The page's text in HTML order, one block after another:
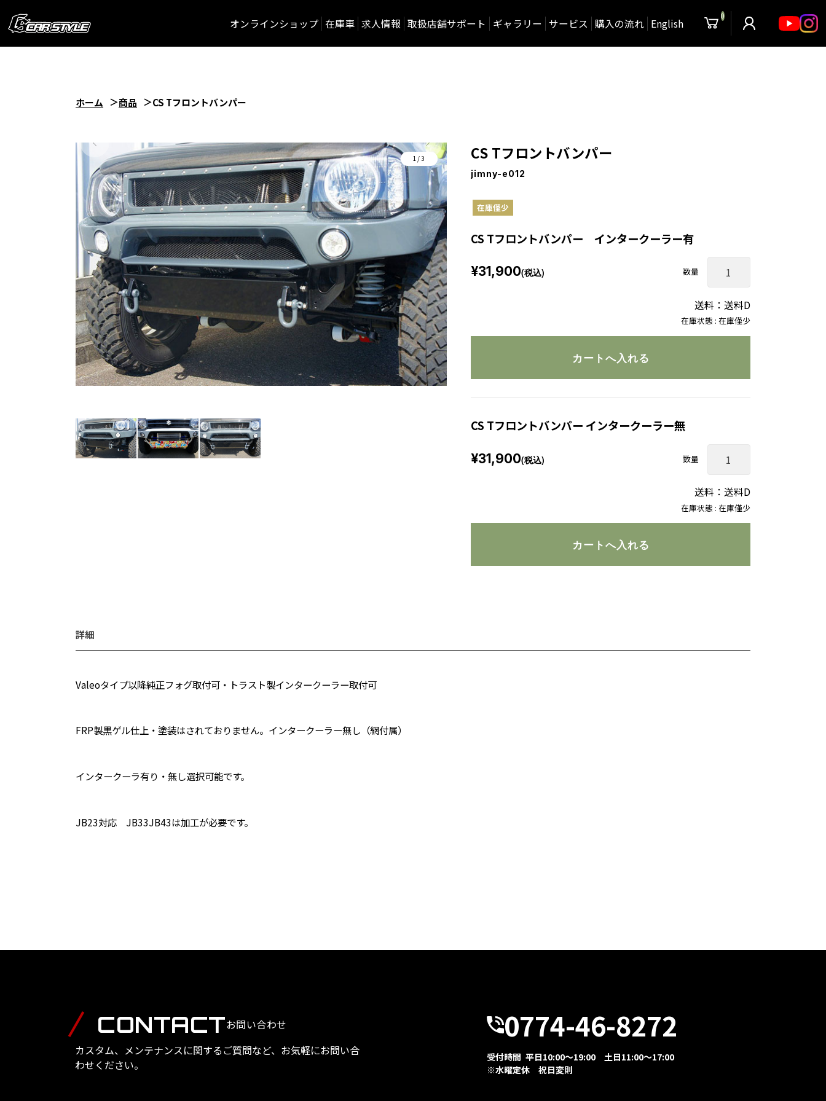
オンラインショップ 在庫車 求人情報 取扱店舗サポート ギャラリー サービス 購入の流れ English
0
ホーム 商品 CS Tフロントバンパー
1/3 CS Tフロントバンパー
jimny-e012
在庫僅少
CS Tフロントバンパー インタークーラー有
在庫状態 : 在庫僅少
¥31,900(税込) 数量
送料：送料D
CS Tフロントバンパー インタークーラー無
在庫状態 : 在庫僅少
¥31,900(税込) 数量
送料：送料D
詳細
Valeoタイプ以降純正フォグ取付可・トラスト製インタークーラー取付可
FRP製黒ゲル仕上・塗装はされておりません。インタークーラー無し（網付属）
インタークーラ有り・無し選択可能です。
JB23対応 JB33JB43は加工が必要です。
CONTACTお問い合わせ
カスタム、メンテナンスに関するご質問など、お気軽にお問い合
わせください。
0774-46-8272
受付時間 平日10:00～19:00 土日11:00～17:00
※水曜定休 祝日変則